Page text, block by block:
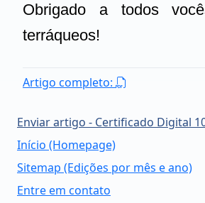
Obrigado a todos
terráqueos!
Artigo completo:
Enviar artigo - Certificado Digital
Início (Homepage)
Sitemap (Edições por mês e ano)
Entre em contato